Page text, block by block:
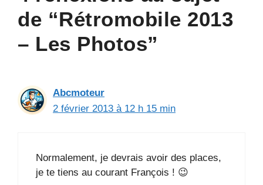
de “Rétromobile 2013
– Les Photos”
Abcmoteur
2 février 2013 à 12 h 15 min
Normalement, je devrais avoir des places,
je te tiens au courant François ! 😉